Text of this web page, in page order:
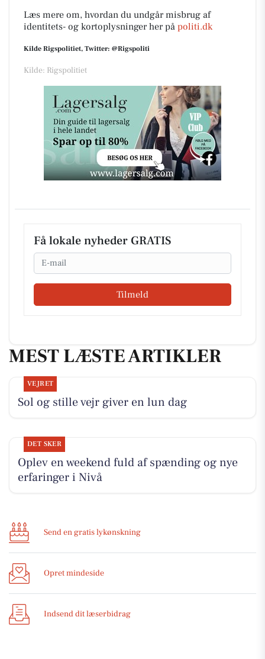
Læs mere om, hvordan du undgår misbrug af
identitets- og kortoplysninger her på politi.dk
Kilde Rigspolitiet, Twitter: @Rigspoliti
Kilde: Rigspolitiet
Få lokale nyheder GRATIS
Email
Tilmeld
MEST LÆSTE ARTIKLER
VEJRET
Sol og stille vejr giver en lun dag
DET SKER
Oplev en weekend fuld af spænding og nye
erfaringer i Nivå
Send en gratis lykønskning
Opret mindeside
Indsend dit læserbidrag